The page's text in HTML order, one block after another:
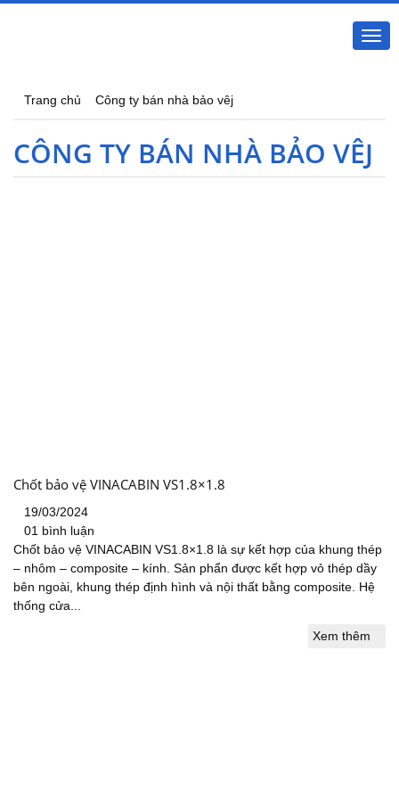
Trang chủ Công ty bán nhà bảo vêj
CÔNG TY BÁN NHÀ BẢO VÊJ
Chốt bảo vệ VINACABIN VS1.8×1.8
19/03/2024
01 bình luận
Chốt bảo vệ VINACABIN VS1.8×1.8 là sự kết hợp của khung thép
– nhôm – composite – kính. Sản phẩn được kết hợp vỏ thép dầy
bên ngoài, khung thép định hình và nội thất bằng composite. Hệ
thống cửa...
Xem thêm